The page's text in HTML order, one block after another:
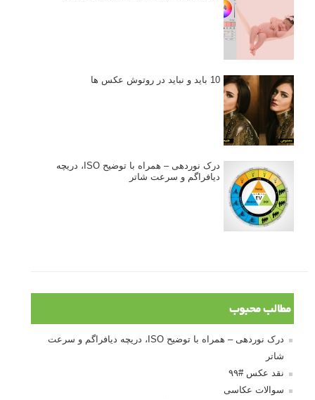
10 باید و نباید در روتوش عکس ها
درک نوردهی – همراه با توضیح ISO، دریچه
دیافراگم و سرعت شاتر
مطالب محبوب
درک نوردهی – همراه با توضیح ISO، دریچه دیافراگم و سرعت
شاتر
نقد عکس #۹۹
سوالات عکاسی